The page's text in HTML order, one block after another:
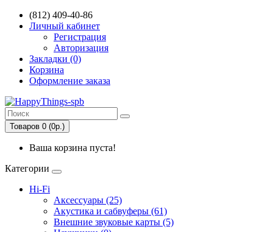
(812) 409-40-86
Личный кабинет
Регистрация
Авторизация
Закладки (0)
Корзина
Оформление заказа
Товаров 0 (0р.)
Ваша корзина пуста!
Категории
Hi-Fi
Аксессуары (25)
Акустика и сабвуферы (61)
Внешние звуковые карты (5)